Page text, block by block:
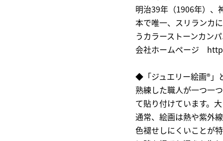
明治39年（1906年）、
本で唯一、スリランカ
うカラーストーンカンパ
会社ホームページ
◆「ジュエリー絵画®」
熟練した職人が一つ一
て貼り付けています。
通常、絵画は熱や紫外
色褪せしにくいことが